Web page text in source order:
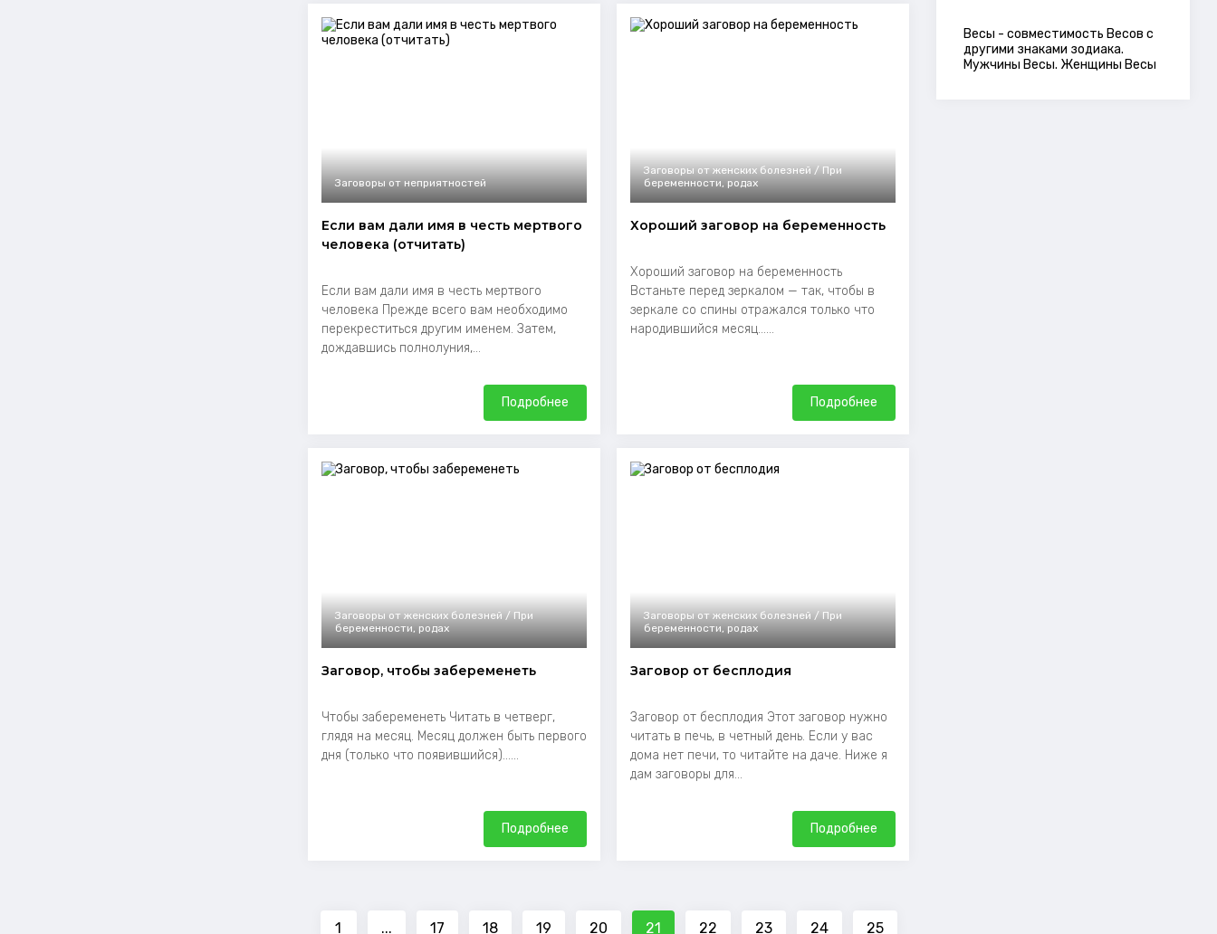
Заговоры от неприятностей
Если вам дали имя в честь мертвого
человека (отчитать)
Если вам дали имя в честь мертвого
человека Прежде всего вам необходимо
перекреститься другим именем. Затем,
дождавшись полнолуния,...
Подробнее
Заговоры от женских болезней / При
беременности, родах
Хороший заговор на беременность
Хороший заговор на беременность
Встаньте перед зеркалом — так, чтобы в
зеркале со спины отражался только что
народившийся месяц......
Подробнее
Заговоры от женских болезней / При
беременности, родах
Заговор, чтобы забеременеть
Чтобы забеременеть Читать в четверг,
глядя на месяц. Месяц должен быть первого
дня (только что появившийся)......
Подробнее
Заговоры от женских болезней / При
беременности, родах
Заговор от бесплодия
Заговор от бесплодия Этот заговор нужно
читать в печь, в четный день. Если у вас
дома нет печи, то читайте на даче. Ниже я
дам заговоры для...
Подробнее
1 ... 17 18 19 20 21 22 23 24 25
Весы - совместимость Весов с
другими знаками зодиака.
Мужчины Весы. Женщины Весы